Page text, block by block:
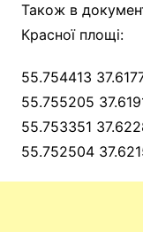
Також в
Красної площі:
55.754413
55.755205
55.753351
55.752504